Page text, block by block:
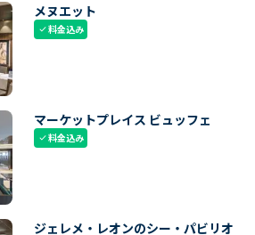
メヌエット
check料金込み
マーケットプレイス ビュッフェ
check料金込み
ジェレメ・レオンのシー・パビリオ